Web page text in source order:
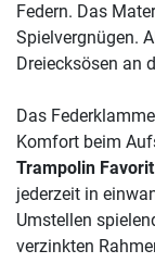
Federn. Das
Spielvergnügen.
Dreiecksösen an
Das
Komfort beim
Trampolin Favorit
jederzeit in
Umstellen
verzinkten